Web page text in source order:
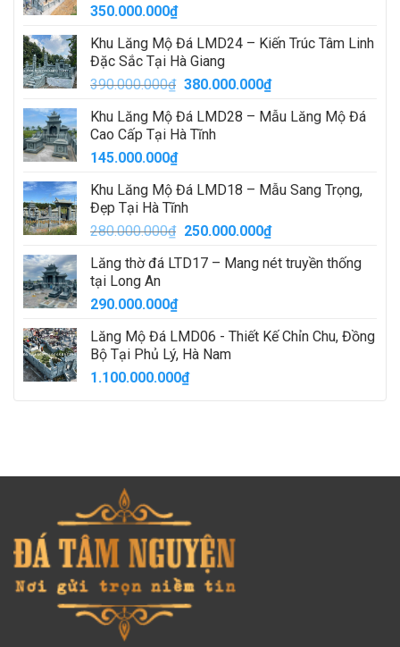
350.000.000₫
Khu Lăng Mộ Đá LMD24 – Kiến Trúc Tâm Linh
Đặc Sắc Tại Hà Giang
390.000.000₫ Giá
là:
390.000.000₫.
380.000.000₫Giá
tại
Khu Lăng Mộ Đá LMD28 – Mẫu Lăng Mộ Đá
Cao Cấp Tại Hà Tĩnh
145.000.000₫
Khu Lăng Mộ Đá LMD18 – Mẫu Sang Trọng,
Đẹp Tại Hà Tĩnh
280.000.000₫ Giá
là:
250.000.000₫Giá
tại
Lăng thờ đá LTD17 – Mang nét truyền thống
tại Long An
290.000.000₫
Lăng Mộ Đá LMD06 - Thiết Kế Chỉn Chu, Đồng
Bộ Tại Phủ Lý, Hà Nam
1.100.000.000₫